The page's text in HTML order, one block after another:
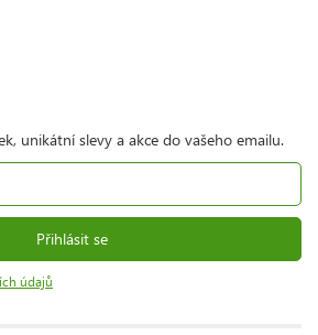
unikátní slevy a akce do vašeho emailu.
Přihlásit se
údajů